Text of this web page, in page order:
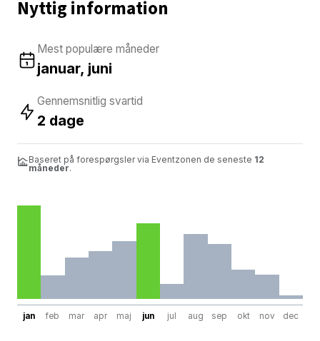
Nyttig information
Mest populære måneder
januar, juni
Gennemsnitlig svartid
2 dage
Baseret på forespørgsler via Eventzonen de seneste 12
måneder.
jan feb mar apr maj jun jul aug sep okt nov dec